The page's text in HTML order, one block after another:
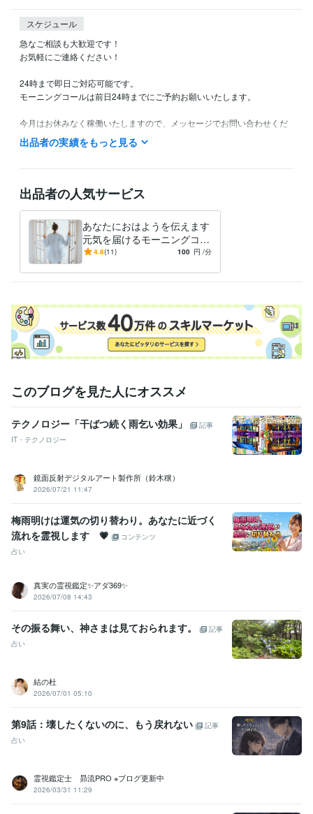
スケジュール
急なご相談も大歓迎です！
お気軽にご連絡ください！
24時まで即日ご対応可能です。
モーニングコールは前日24時までにご予約お願いいたします。
今月はお休みなく稼働いたしますので、メッセージでお問い合わせくだ
さい。
メンタル心理カウンセラー 取得年 : 2019年
出品者の実績をもっと見る
出品者の人気サービス
あなたにおはようを伝えます
元気を届けるモーニングコー
ル：一日の始まりを明るく
4.8(11) 100 円 /分
このブログを見た人にオススメ
テクノロジー「干ばつ続く雨乞い効果」
記事
IT・テクノロジー
鏡面反射デジタルアート製作所（鈴木穣）
2026/07/21 11:47
梅雨明けは運気の切り替わり。あなたに近づく
流れを霊視します 💗
コンテンツ
占い
真実の霊視鑑定✨アダ369✨
2026/07/08 14:43
その振る舞い、神さまは見ておられます。
記事
占い
結の杜
2026/07/01 05:10
第9話：壊したくないのに、もう戻れない
記事
占い
霊視鑑定士 昴流PRO ※ブログ更新中
2026/03/31 11:29